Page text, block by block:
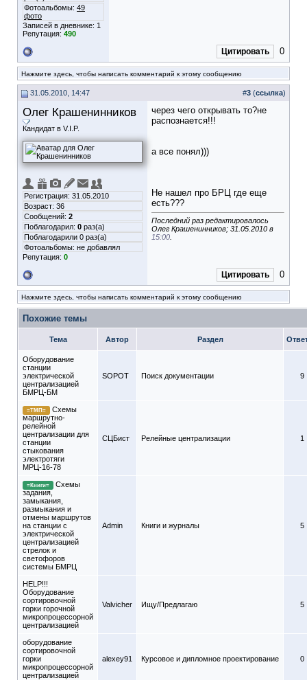
Фотоальбомы: 49
фото
Записей в дневнике: 1
Репутация: 490
Цитировать 0
Нажмите здесь, чтобы написать комментарий к этому сообщению
31.05.2010, 14:47 #3 (ссылка)
Олег Крашенинников
Кандидат в V.I.P.
Регистрация: 31.05.2010
Возраст: 36
Сообщений: 2
Поблагодарил: 0 раз(а)
Поблагодарили 0 раз(а)
Фотоальбомы: не добавлял
Репутация: 0
через чего открывать то?не
распознается!!!
а все понял)))
Не нашел про БРЦ где еще
есть???
Последний раз редактировалось
Олег Крашенинников; 31.05.2010 в
15:00
Цитировать 0
Нажмите здесь, чтобы написать комментарий к этому сообщению
Похожие темы
Тема Автор Раздел
Оборудование
станции
электрической
централизацией
БМРЦ-БМ
SOPOT Поиск документации 9
=ТМП=
Схемы
маршрутно-
релейной
централизации для
станции
стыкования
электротяги
МРЦ-16-78
СЦБист Релейные централизации 1
=Книги=
Схемы
задания,
замыкания,
размыкания и
отмены маршрутов
на станции с
электрической
централизацией
стрелок и
светофоров
системы БМРЦ
Admin Книги и журналы 5
HELP!!!
Оборудование
сортировочной
горки горочной
микропроцессорной
централизацией
Valvicher Ищу/Предлагаю 5
оборудование
сортировочной
горки
микропроцессорной
централизацией
alexey91 Курсовое и дипломное проектирование 0